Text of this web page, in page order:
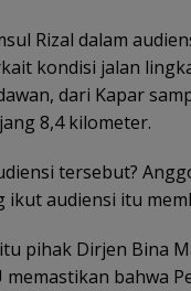
Rizal dalam
kondisi jalan
dari Kapar
8,4 kilometer.
tersebut?
ikut audiensi itu
pihak Dirjen Bina
memastikan bahwa